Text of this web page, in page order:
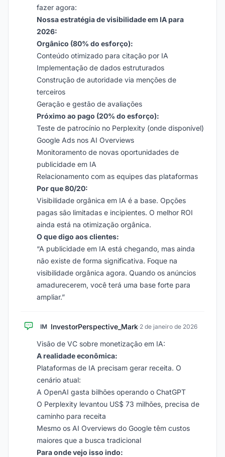
fazer agora:
Nossa estratégia de visibilidade em IA para
2026:
Orgânico (80% do esforço):
Conteúdo otimizado para citação por IA
Implementação de dados estruturados
Construção de autoridade via menções de
terceiros
Geração e gestão de avaliações
Próximo ao pago (20% do esforço):
Teste de patrocínio no Perplexity (onde disponível)
Google Ads nos AI Overviews
Monitoramento de novas oportunidades de
publicidade em IA
Relacionamento com as equipes das plataformas
Por que 80/20:
Visibilidade orgânica em IA é a base. Opções
pagas são limitadas e incipientes. O melhor ROI
ainda está na otimização orgânica.
O que digo aos clientes:
“A publicidade em IA está chegando, mas ainda
não existe de forma significativa. Foque na
visibilidade orgânica agora. Quando os anúncios
amadurecerem, você terá uma base forte para
ampliar.”
IM InvestorPerspective_Mark·2 de janeiro de 2026
Visão de VC sobre monetização em IA:
A realidade econômica:
Plataformas de IA precisam gerar receita. O
cenário atual:
A OpenAI gasta bilhões operando o ChatGPT
O Perplexity levantou US$ 73 milhões, precisa de
caminho para receita
Mesmo os AI Overviews do Google têm custos
maiores que a busca tradicional
Para onde vejo isso indo: